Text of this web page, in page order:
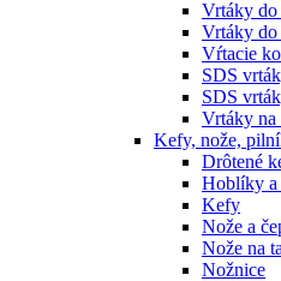
Vrtáky
Vrtáky do
Vŕtacie
SDS
SDS
Vrtáky na
Kefy, nože,
Drôtené
Hoblíky a
Kefy
Nože a
Nože na
Nožnice